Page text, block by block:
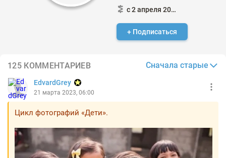
с 2 апреля 2018
+ Подписаться
125 КОММЕНТАРИЕВ Сначала старые
EdvardGrey
21 марта 2023, 06:00
Цикл фотографий «Дети».